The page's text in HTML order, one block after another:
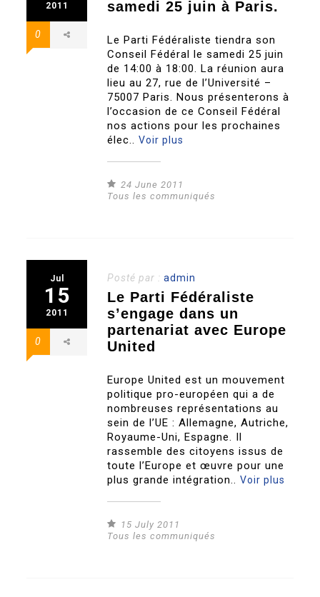
2011
0
samedi 25 juin à Paris.
Le Parti Fédéraliste tiendra son
Conseil Fédéral le samedi 25 juin
de 14:00 à 18:00. La réunion aura
lieu au 27, rue de l’Université –
75007 Paris. Nous présenterons à
l’occasion de ce Conseil Fédéral
nos actions pour les prochaines
élec..Voir plus
24 June 2011
Tous les communiqués
Jul
15
2011
0
Posté par :admin
Le Parti Fédéraliste
s’engage dans un
partenariat avec Europe
United
Europe United est un mouvement
politique pro-européen qui a de
nombreuses représentations au
sein de l’UE : Allemagne, Autriche,
Royaume-Uni, Espagne. Il
rassemble des citoyens issus de
toute l’Europe et œuvre pour une
plus grande intégration..Voir plus
15 July 2011
Tous les communiqués